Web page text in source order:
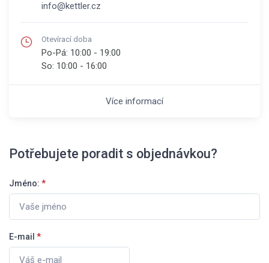
info@kettler.cz
Otevírací doba
Po-Pá: 10:00 - 19:00
So: 10:00 - 16:00
Více informací
Potřebujete poradit s objednávkou?
Jméno: *
E-mail *